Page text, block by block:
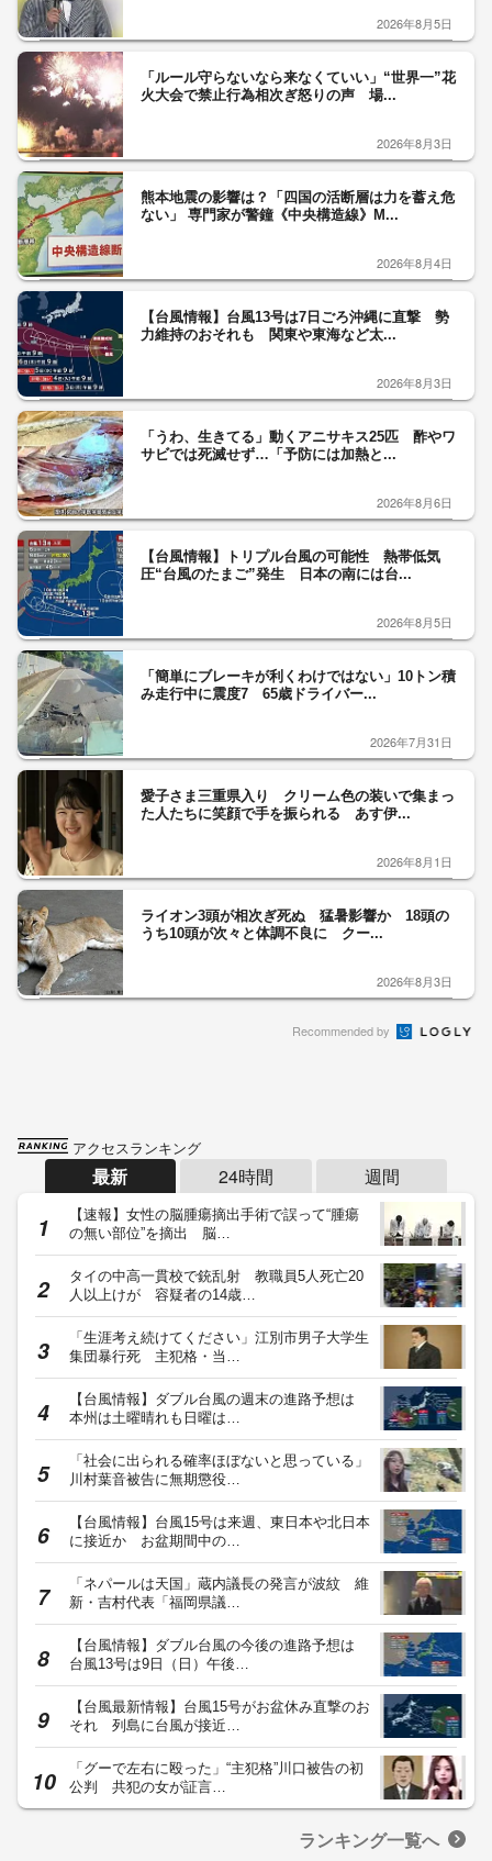
2026年8月5日
「ルール守らないなら来なくていい」“世界一”花
火大会で禁止行為相次ぎ怒りの声 場...
2026年8月3日
熊本地震の影響は？「四国の活断層は力を蓄え危
ない」 専門家が警鐘《中央構造線》M...
2026年8月4日
【台風情報】台風13号は7日ごろ沖縄に直撃 勢
力維持のおそれも 関東や東海など太...
2026年8月3日
「うわ、生きてる」動くアニサキス25匹 酢やワ
サビでは死滅せず…「予防には加熱と...
2026年8月6日
【台風情報】トリプル台風の可能性 熱帯低気
圧“台風のたまご”発生 日本の南には台...
2026年8月5日
「簡単にブレーキが利くわけではない」10トン積
み走行中に震度7 65歳ドライバー...
2026年7月31日
愛子さま三重県入り クリーム色の装いで集まっ
た人たちに笑顔で手を振られる あす伊...
2026年8月1日
ライオン3頭が相次ぎ死ぬ 猛暑影響か 18頭の
うち10頭が次々と体調不良に クー...
2026年8月3日
Recommended by
アクセスランキング
最新 24時間 週間
【速報】女性の脳腫瘍摘出手術で誤って“腫瘍
の無い部位”を摘出 脳…
タイの中高一貫校で銃乱射 教職員5人死亡20
人以上けが 容疑者の14歳…
「生涯考え続けてください」江別市男子大学生
集団暴行死 主犯格・当…
【台風情報】ダブル台風の週末の進路予想は
本州は土曜晴れも日曜は…
「社会に出られる確率ほぼないと思っている」
川村葉音被告に無期懲役…
【台風情報】台風15号は来週、東日本や北日本
に接近か お盆期間中の…
「ネパールは天国」蔵内議長の発言が波紋 維
新・吉村代表「福岡県議…
【台風情報】ダブル台風の今後の進路予想は
台風13号は9日（日）午後…
【台風最新情報】台風15号がお盆休み直撃のお
それ 列島に台風が接近…
「グーで左右に殴った」“主犯格”川口被告の初
公判 共犯の女が証言…
ランキング一覧へ